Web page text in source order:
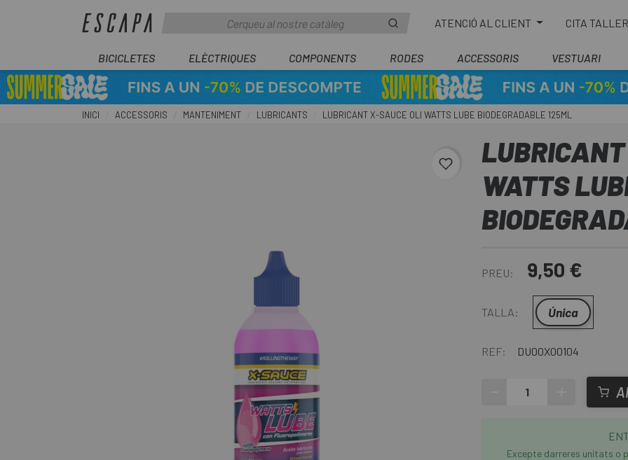
ATENCIÓ AL CLIENT CITA TALLER
BICICLETES ELÈCTRIQUES COMPONENTS RODES ACCESSORIS VESTUARI
INICI ACCESSORIS MANTENIMENT LUBRICANTS LUBRICANT X-SAUCE OLI WATTS LUBE BIODEGRADABLE 125ML
favorite_border
WATTS
PREU: 9,50 €
TALLA: Única
REF: DU00X00104
Excepte darreres unitats o